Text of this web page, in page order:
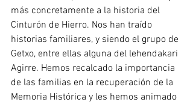
más concretamente a la historia del
Cinturón de Hierro. Nos han traído
historias familiares, y siendo el grupo de
Getxo, entre ellas alguna del lehendakari
Agirre. Hemos recalcado la importancia
de las familias en la recuperación de la
Memoria Histórica y les hemos animado